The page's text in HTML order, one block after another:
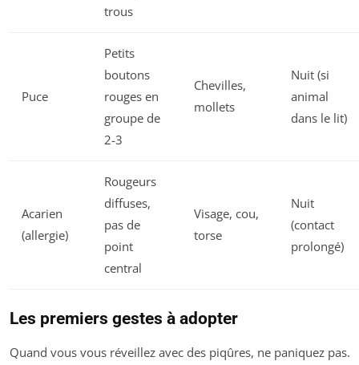
trous
Puce
Petits
boutons
rouges en
groupe de
2-3
Chevilles,
mollets
Nuit (si
animal
dans le lit)
Acarien
(allergie)
Rougeurs
diffuses,
pas de
point
central
Visage, cou,
torse
Nuit
(contact
prolongé)
Les premiers gestes à adopter
Quand vous vous réveillez avec des piqûres, ne paniquez pas.